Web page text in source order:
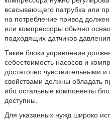
всасывающего патрубка или
на потребление привод
или компрессоры обычно
подходящих датчиков
Такие блоки управления
себестоимость насосов и
достаточно чувствительными
свойствами должны обладать
ибо остальные компоненты
доступны.
Для указанных нужд широко